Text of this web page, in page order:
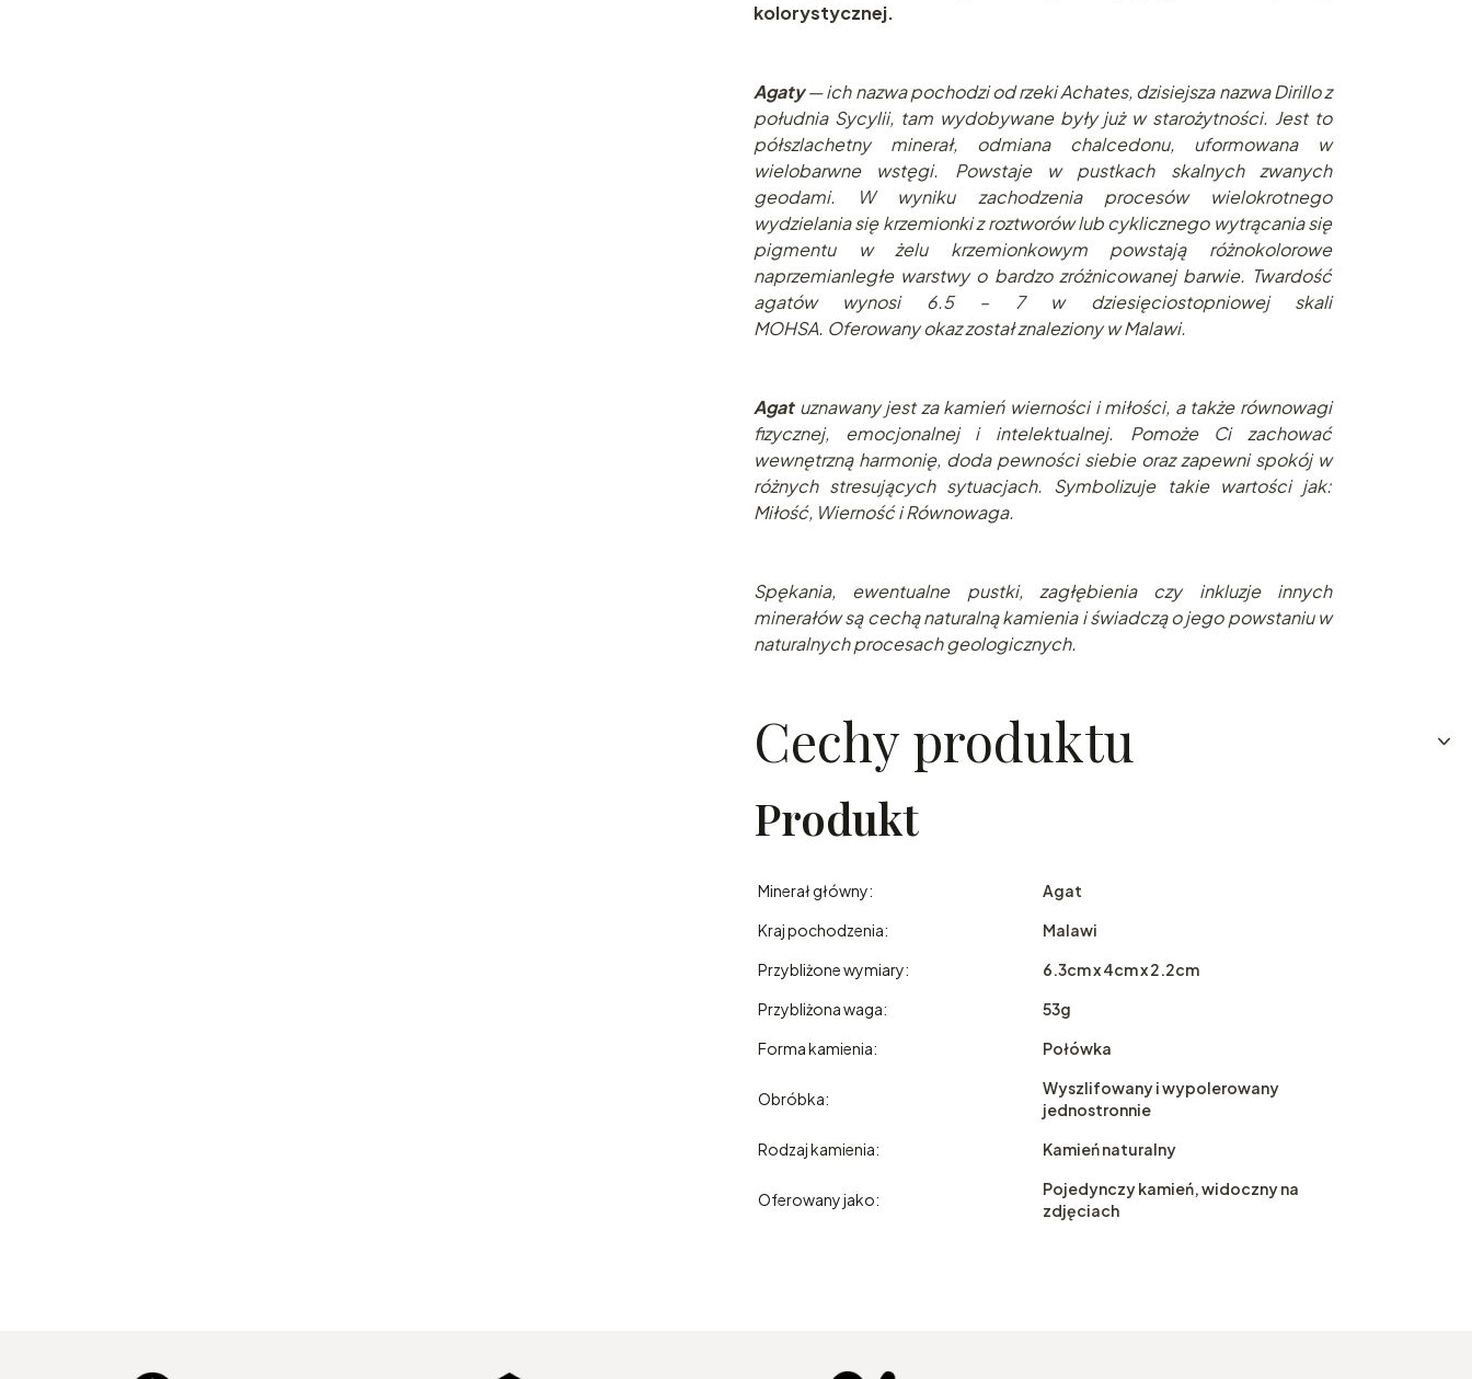
kolorystycznej.
Agaty— ich nazwa pochodzi od rzeki Achates, dzisiejsza nazwa Dirillo z
południa Sycylii, tam wydobywane były już w starożytności. Jest to
półszlachetny minerał, odmiana chalcedonu, uformowana w
wielobarwne wstęgi. Powstaje w pustkach skalnych zwanych
geodami. W wyniku zachodzenia procesów wielokrotnego
wydzielania się krzemionki z roztworów lub cyklicznego wytrącania się
pigmentu w żelu krzemionkowym powstają różnokolorowe
naprzemianległe warstwy o bardzo zróżnicowanej barwie. Twardość
agatów wynosi 6.5 – 7 w dziesięciostopniowej skali
MOHSA. Oferowany okaz został znaleziony w Malawi.
Agatuznawany jest za kamień wierności i miłości, a także równowagi
fizycznej, emocjonalnej i intelektualnej. Pomoże Ci zachować
wewnętrzną harmonię, doda pewności siebie oraz zapewni spokój w
różnych stresujących sytuacjach. Symbolizuje takie wartości jak:
Miłość, Wierność i Równowaga.
Spękania, ewentualne pustki, zagłębienia czy inkluzje innych
minerałów są cechą naturalną kamienia i świadczą o jego powstaniu w
naturalnych procesach geologicznych.
Cechy produktu
Produkt
Minerał główny:
Agat
Kraj pochodzenia:
Malawi
Przybliżone wymiary:
6.3cm x 4cm x 2.2cm
Przybliżona waga:
53g
Forma kamienia:
Połówka
Obróbka:
Wyszlifowany i wypolerowany
jednostronnie
Rodzaj kamienia:
Kamień naturalny
Oferowany jako:
Pojedynczy kamień, widoczny na
zdjęciach